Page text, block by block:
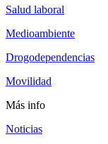
Salud laboral
Medioambiente
Drogodependencias
Movilidad
Más info
Noticias